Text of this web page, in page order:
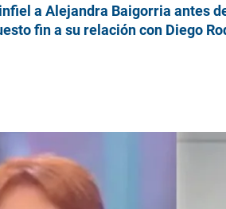
a Alejandra Baigorria antes
fin a su relación con Diego